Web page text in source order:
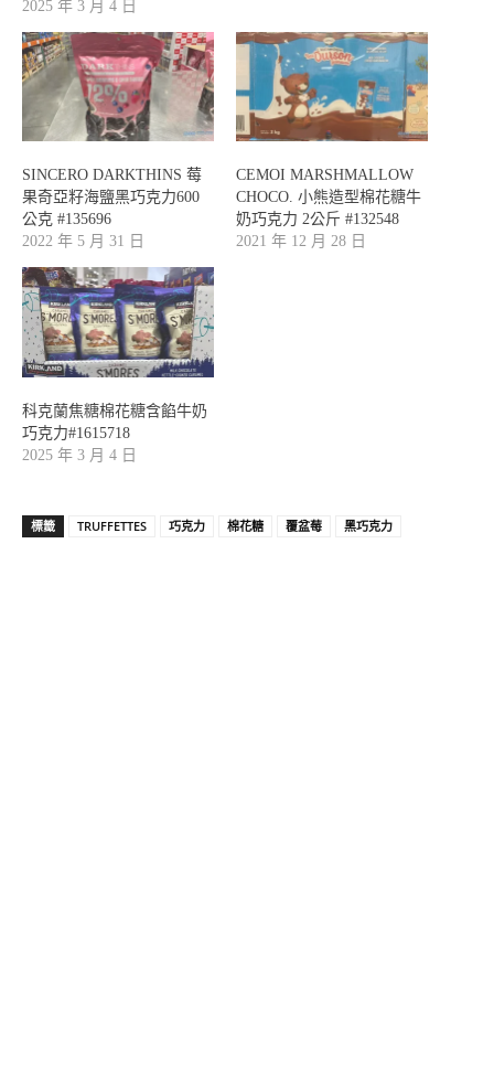
2025 年 3 月 4 日
SINCERO DARKTHINS 莓
果奇亞籽海鹽黑巧克力600
公克 #135696
2022 年 5 月 31 日
CEMOI MARSHMALLOW
CHOCO. 小熊造型棉花糖牛
奶巧克力 2公斤 #132548
2021 年 12 月 28 日
科克蘭焦糖棉花糖含餡牛奶
巧克力#1615718
2025 年 3 月 4 日
標籤 TRUFFETTES 巧克力 棉花糖 覆盆莓 黑巧克力